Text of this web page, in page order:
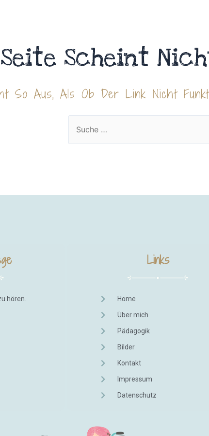
Scheint
So Aus, Als Ob Der Link Nicht
hören.
Links
Home
Über mich
Pädagogik
Bilder
Kontakt
Impressum
Datenschutz